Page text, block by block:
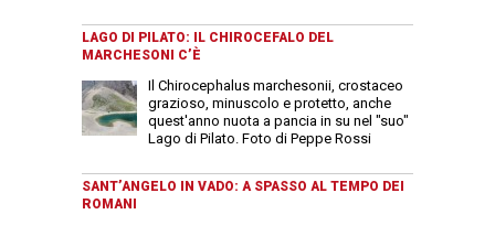
LAGO DI PILATO: IL CHIROCEFALO DEL
MARCHESONI C’È
Il Chirocephalus marchesonii, crostaceo
grazioso, minuscolo e protetto, anche
quest'anno nuota a pancia in su nel "suo"
Lago di Pilato. Foto di Peppe Rossi
SANT’ANGELO IN VADO: A SPASSO AL TEMPO DEI
ROMANI